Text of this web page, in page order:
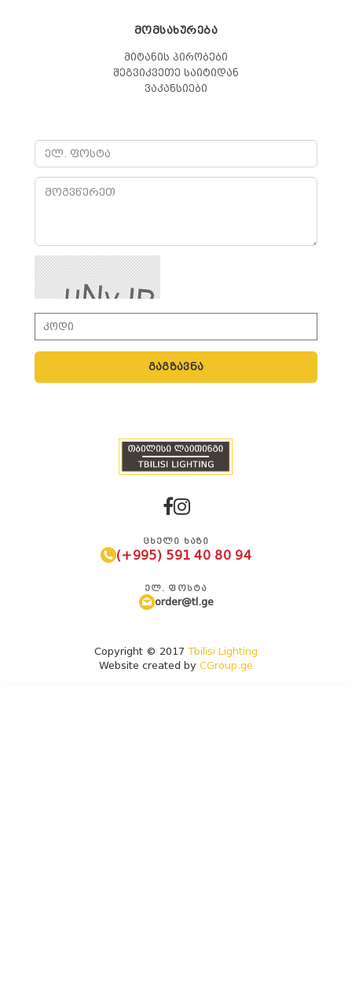
ᲛᲝᲛᲡᲐᲮᲣᲠᲔᲑᲐ
მიტანის პირობები
შეგვიკვეთე საიტიდან
ვაკანსიები
გაგზავნა
ᲪᲮᲔᲚᲘ ᲮᲐᲖᲘ
(+995) 591 40 80 94
ᲔᲚ. ᲤᲝᲡᲢᲐ
order@tl.ge
Copyright © 2017 Tbilisi Lighting
Website created by CGroup.ge